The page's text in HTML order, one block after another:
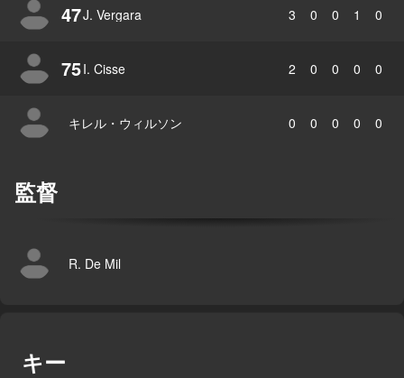
47J. Vergara 3 0 0 1 0
75I. Cisse 2 0 0 0 0
キレル・ウィルソン 0 0 0 0 0
監督
R. De Mil
キー